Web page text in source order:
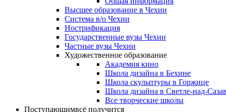
Высшее образование в Чехии
Система в/о Чехии
Нострификация
Государственные вузы Чехии
Частные вузы Чехии
Художественное образование
Академия кино
Школа дизайна в Бехине
Школа скульптуры в Горжице
Школа дизайна в Светле-над-
Все творческие школы
Поступающимвсё получится